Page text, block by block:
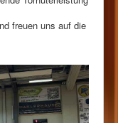
freuen uns auf die